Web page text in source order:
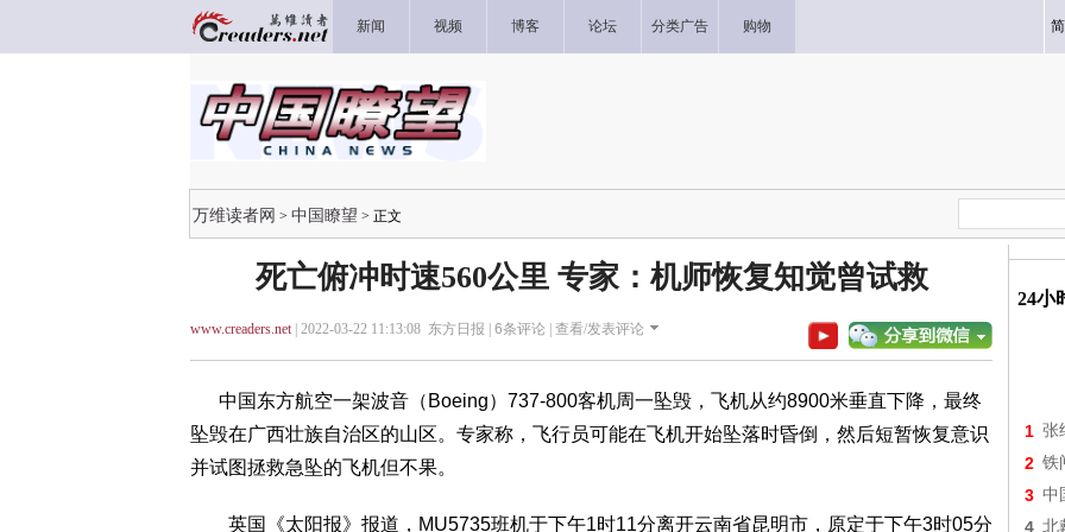
新闻 视频 博客 论坛 分类广告 购物
万维读者网 > 中国瞭望 > 正文
死亡俯冲时速560公里 专家：机师恢复知觉曾试救
www.creaders.net| 2022-03-22 11:13:08 东方日报 | 6条评论 | 查看/发表评论
中国东方航空一架波音（Boeing）737-800客机周一坠毁，飞机从约8900米垂直下降，最终
坠毁在广西壮族自治区的山区。专家称，飞行员可能在飞机开始坠落时昏倒，然后短暂恢复意识
并试图拯救急坠的飞机但不果。
英国《太阳报》报道，MU5735班机于下午1时11分离开云南省昆明市，原定于下午3时05分
24小
1 张
2 铁
3 中
4 北